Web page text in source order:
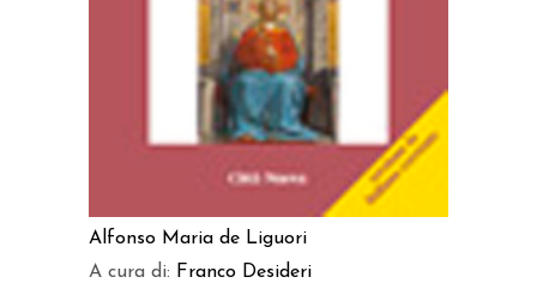
Alfonso Maria de Liguori
A cura di: Franco Desideri